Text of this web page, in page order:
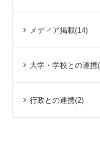
メディア掲載(14)
大学・学校との連携
行政との連携(2)